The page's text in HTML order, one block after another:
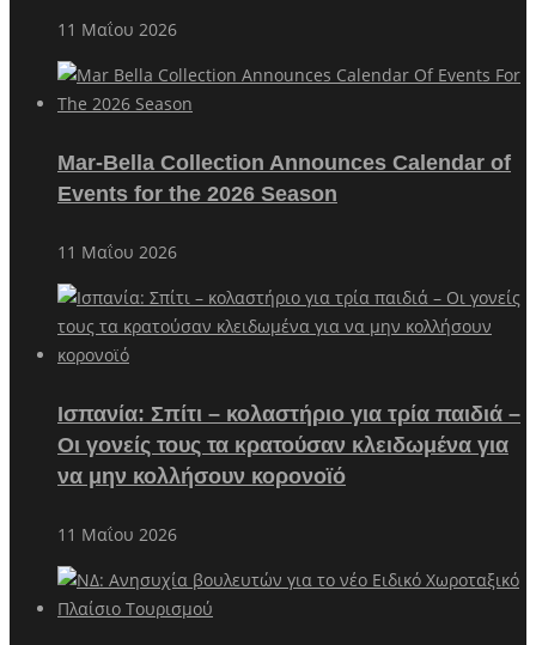
11 Μαΐου 2026
Mar-Bella Collection Announces Calendar of
Events for the 2026 Season
11 Μαΐου 2026
Ισπανία: Σπίτι – κολαστήριο για τρία παιδιά –
Οι γονείς τους τα κρατούσαν κλειδωμένα για
να μην κολλήσουν κορονοϊό
11 Μαΐου 2026